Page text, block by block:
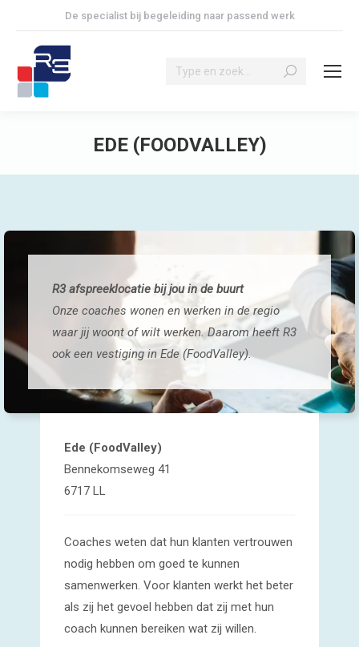
De specialist bij begeleiding naar passend werk
Search:
EDE (FOODVALLEY)
R3 afspreeklocatie bij jou in de buurt
Onze coaches wonen en werken in de regio
waar jij woont of wilt werken. Daarom heeft R3
ook een vestiging in Ede (FoodValley).
Ede (FoodValley)
Bennekomseweg 41
6717 LL
Coaches weten dat hun klanten vertrouwen
nodig hebben om goed te kunnen
samenwerken. Voor klanten werkt het beter
als zij het gevoel hebben dat zij met hun
coach kunnen bereiken wat zij willen.